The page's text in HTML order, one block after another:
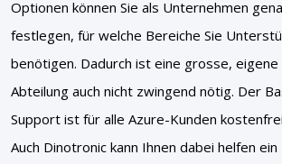
Optionen können Sie als Unternehmen
festlegen, für welche Bereiche Sie
benötigen. Dadurch ist eine grosse,
Abteilung auch nicht zwingend nötig. Der
Support ist für alle Azure-Kunden
Auch Dinotronic kann Ihnen dabei helfen ein